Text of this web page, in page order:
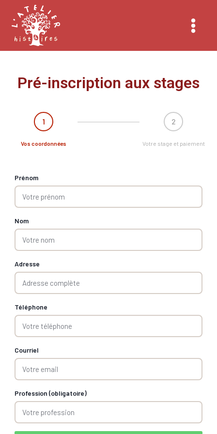
Pré-inscription aux stages
1
Vos coordonnées
2
Votre stage et paiement
Prénom
Nom
Adresse
Téléphone
Courriel
Profession (obligatoire)